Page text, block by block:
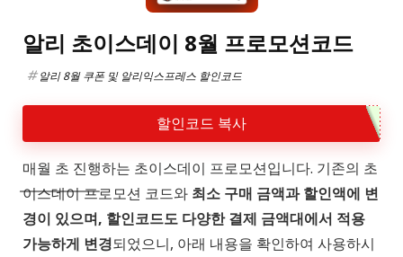
알리 초이스데이 8월 프로모션코드
알리 8월 쿠폰 및 알리익스프레스 할인코드
할인코드 복사
매월 초 진행하는 초이스데이 프로모션입니다. 기존의 초
이스데이 프로모션 코드와 최소 구매 금액과 할인액에 변
경이 있으며, 할인코드도 다양한 결제 금액대에서 적용
가능하게 변경되었으니, 아래 내용을 확인하여 사용하시